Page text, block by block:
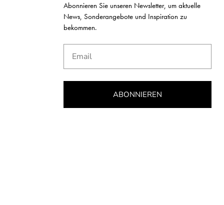
Abonnieren Sie unseren Newsletter, um aktuelle
News, Sonderangebote und Inspiration zu
bekommen.
ABONNIEREN